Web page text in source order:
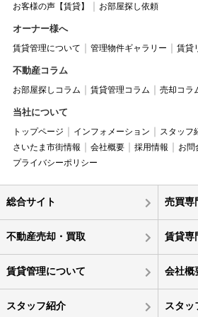
お客様の声【賃貸】
お部屋探し依頼
オーナー様へ
賃貸管理について 管理物件ギャラリー 賃貸
不動産コラム
お部屋探しコラム 賃貸管理コラム 売却コラ
当社について
トップページ インフォメーション スタッフ
さいたま市街情報
会社概要 採用情報
お問
プライバシーポリシー
総合サイト 売買専
不動産売却・買取 賃貸専
賃貸管理について 会社概
スタッフ紹介 スタッ